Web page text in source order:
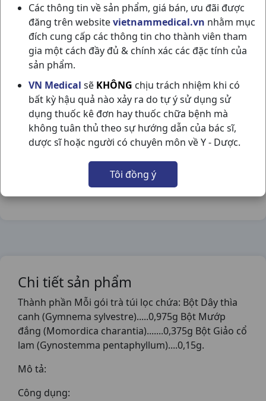
Các thông tin về sản phẩm, giá bán, ưu đãi được
đăng trên websitevietnammedical.vn nhằm mục
đích cung cấp các thông tin cho thành viên tham
gia một cách đầy đủ & chính xác các đặc tính của
sản phẩm.
VN Medical sẽ KHÔNG chịu trách nhiệm khi có
bất kỳ hậu quả nào xảy ra do tự ý sử dụng sử
dụng thuốc kê đơn hay thuốc chữa bệnh mà
không tuân thủ theo sự hướng dẫn của bác sĩ,
dược sĩ hoặc người có chuyên môn về Y - Dược.
Tôi đồng ý
TRÀ DIABETNA H10G1,5GR NAM DƯỢC
NSX:Nam Dược
Nhóm hàng:Thực Phẩm Chức Năng,
Chia sẻ qua mạng xã hội:
Chi tiết sản phẩm
Thành phần Mỗi gói trà túi lọc chứa: Bột Dây thìa
canh (Gymnema sylvestre).....0,975g Bột Mướp
đắng (Momordica charantia).......0,375g Bột Giảo cổ
lam (Gynostemma pentaphyllum)....0,15g.
Mô tả:
Công dụng: